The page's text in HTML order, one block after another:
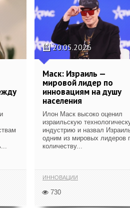
20.05.2026
Маск: Израиль —
мировой лидер по
инновациям на душу
населения
Илон Маск высоко оценил
израильскую
индустрию и назвал
одним из мировых лидеров
количеству...
ИННОВАЦИИ
730